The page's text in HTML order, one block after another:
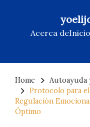
Acerca deInicio
content
Home
Autoayuda
Protocolo para
Regulación
Óptimo